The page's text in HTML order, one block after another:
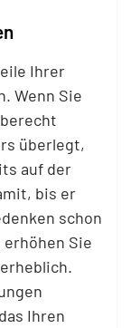
Ihrer
Wenn Sie
überlegt,
auf der
bis er
schon
Sie
Ihren